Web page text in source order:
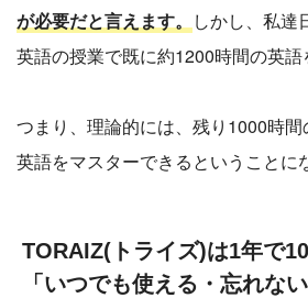
が必要だと言えます。 しかし、私達
英語の授業で既に約1200時間の英語
つまり、理論的には、残り1000時
英語をマスターできるということに
TORAIZ(トライズ)は1年で
「いつでも使える・忘れな